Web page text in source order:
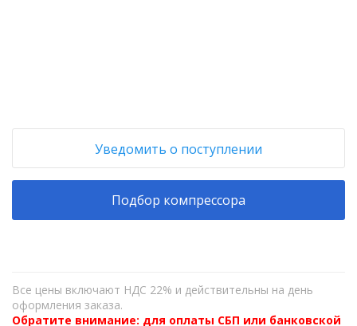
Уведомить о поступлении
Подбор компрессора
Все цены включают НДС 22% и действительны на день
оформления заказа.
Обратите внимание: для оплаты СБП или банковской